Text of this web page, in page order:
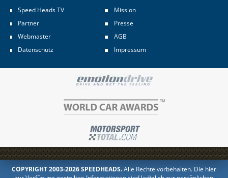
Speed Heads TV
Mission
Partner
Presse
Webmaster
AGB
Datenschutz
Impressum
COPYRIGHT 2003-2026 SPEEDHEADS.Alle Rechte vorbehalten. Die hier